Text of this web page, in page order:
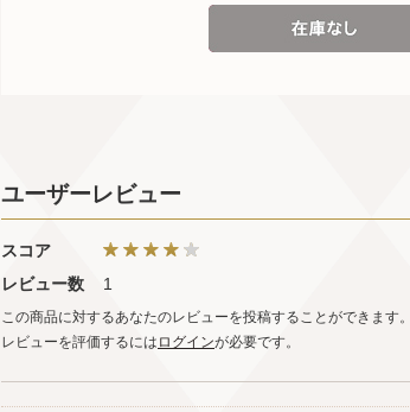
ユーザーレビュー
スコア
レビュー数
1
この商品に対するあなたのレビューを投稿することができます。
レビューを評価するには ログインが必要です。